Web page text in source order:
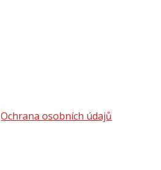
Ochrana osobních údajů